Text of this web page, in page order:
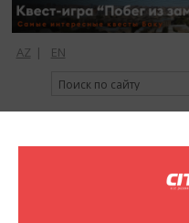
AZ | EN
регистрация